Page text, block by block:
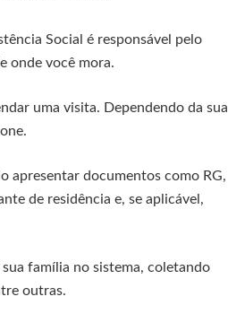
Social é responsável pelo
onde você mora.
uma visita. Dependendo da sua
apresentar documentos como RG,
de residência e, se aplicável,
família no sistema, coletando
outras.